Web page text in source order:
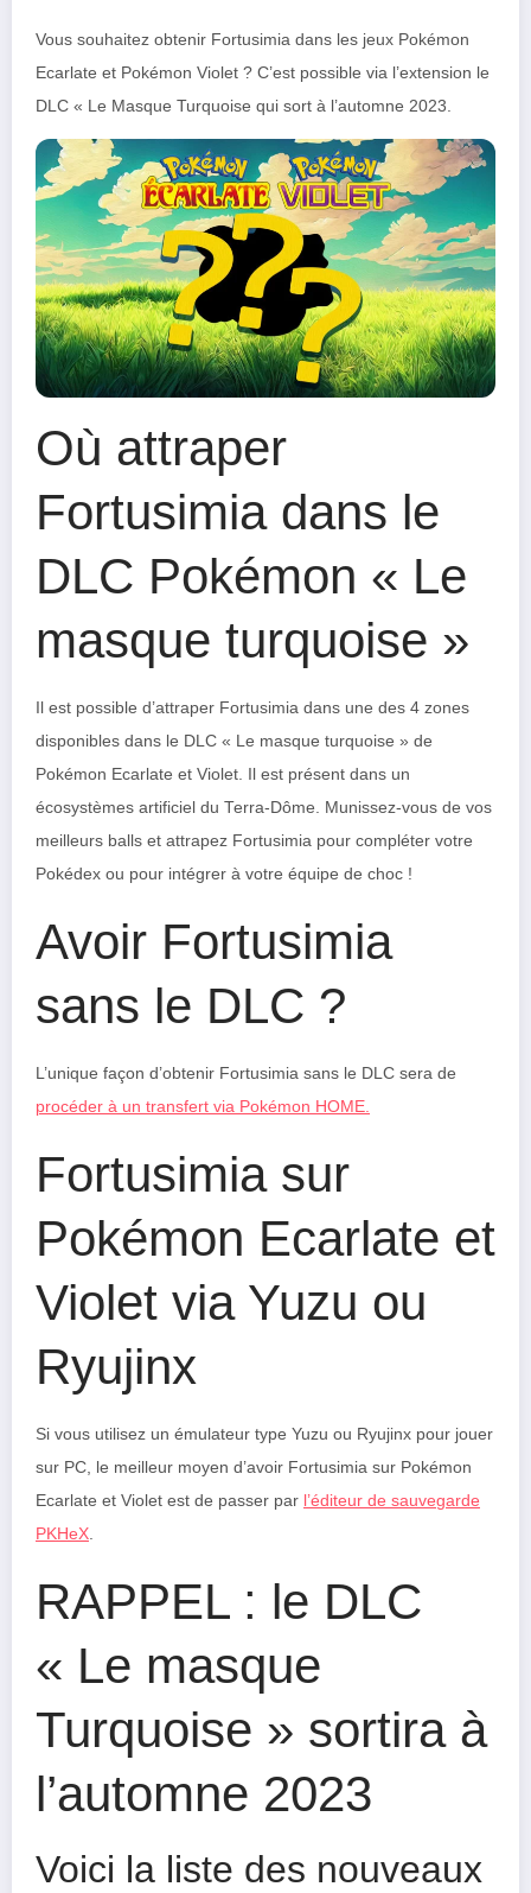
Vous souhaitez obtenir Fortusimia dans les jeux Pokémon
Ecarlate et Pokémon Violet ? C’est possible via l’extension le
DLC « Le Masque Turquoise qui sort à l’automne 2023.
Où attraper
Fortusimia dans le
DLC Pokémon « Le
masque turquoise »
Il est possible d’attraper Fortusimia dans une des 4 zones
disponibles dans le DLC « Le masque turquoise » de
Pokémon Ecarlate et Violet. Il est présent dans un
écosystèmes artificiel du Terra-Dôme. Munissez-vous de vos
meilleurs balls et attrapez Fortusimia pour compléter votre
Pokédex ou pour intégrer à votre équipe de choc !
Avoir Fortusimia
sans le DLC ?
L’unique façon d’obtenir Fortusimia sans le DLC sera de
procéder à un transfert via Pokémon HOME.
Fortusimia sur
Pokémon Ecarlate et
Violet via Yuzu ou
Ryujinx
Si vous utilisez un émulateur type Yuzu ou Ryujinx pour jouer
sur PC, le meilleur moyen d’avoir Fortusimia sur Pokémon
Ecarlate et Violet est de passer par l’éditeur de sauvegarde
PKHeX.
RAPPEL : le DLC
« Le masque
Turquoise » sortira à
l’automne 2023
Voici la liste des nouveaux